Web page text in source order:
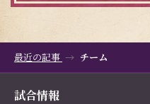
最近の記事 チーム
試合情報